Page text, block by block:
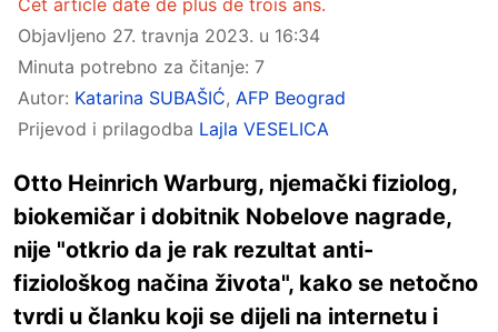
Cet article date de plus de trois ans.
Objavljeno 27. travnja 2023. u 16:34
Minuta potrebno za čitanje: 7
Autor: Katarina SUBAŠIĆ, AFP Beograd
Prijevod i prilagodba Lajla VESELICA
Otto Heinrich Warburg, njemački fiziolog,
biokemičar i dobitnik Nobelove nagrade,
nije "otkrio da je rak rezultat anti-
fiziološkog načina života", kako se netočno
tvrdi u članku koji se dijeli na internetu i